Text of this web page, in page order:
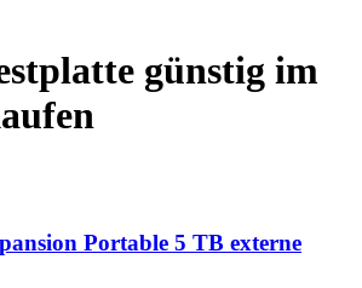
günstig im
Portable 5 TB externe